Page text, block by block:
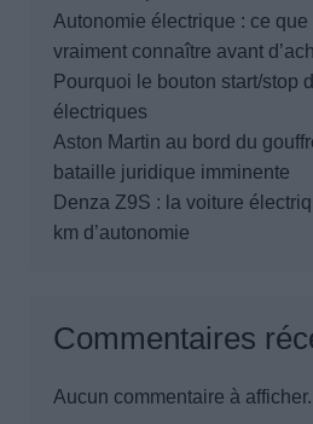
Autonomie électrique : ce que
vraiment connaître avant
Pourquoi le bouton start/stop
électriques
Aston Martin au bord du
bataille juridique imminente
Denza Z9S : la voiture
km d’autonomie
Commentaires
Aucun commentaire à afficher.